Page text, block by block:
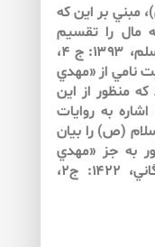
مبني بر اين كه
مال را تقسيم
مي‌‌كند، بدون اين كه آن را بشمارد» (مسلم، ۱۳۹۳: ج ۴،
نامي از «مهدي
منظور از اين
به روايات
(ص) را بيان
به جز «مهدي
(عج)» باشد، رد مي‌كند (صافي گلپايگاني، ۱۴۲۲: ج‏۲،